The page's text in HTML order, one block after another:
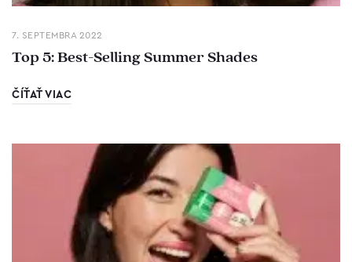
7. SEPTEMBRA 2022
Top 5: Best-Selling Summer Shades
ČÍŤAŤ VIAC